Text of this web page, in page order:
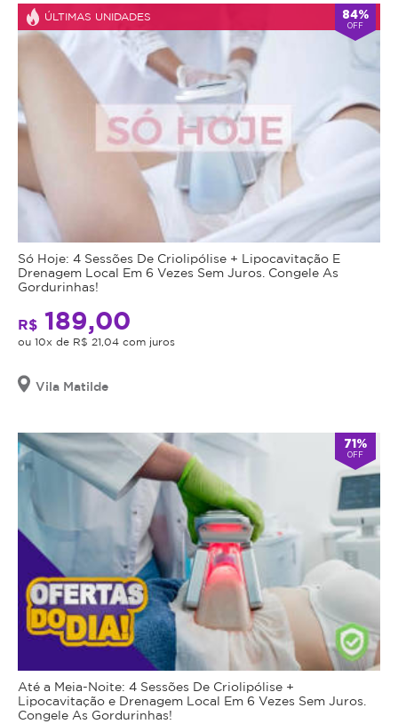
ÚLTIMAS UNIDADES 84%
OFF
Só Hoje: 4 Sessões De Criolipólise + Lipocavitação E
Drenagem Local Em 6 Vezes Sem Juros. Congele As
Gordurinhas!
R$ 189,00
ou 10x de R$ 21,04 com juros
Vila Matilde
71%
OFF
Até a Meia-Noite: 4 Sessões De Criolipólise +
Lipocavitação e Drenagem Local Em 6 Vezes Sem Juros.
Congele As Gordurinhas!